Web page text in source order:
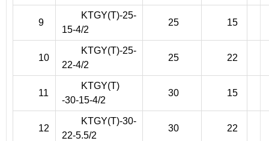
9
KTGY(T)-25-
15-4/2
25 15
10
KTGY(T)-25-
22-4/2
25 22
11
KTGY(T)
-30-15-4/2
30 15
12
KTGY(T)-30-
22-5.5/2
30 22